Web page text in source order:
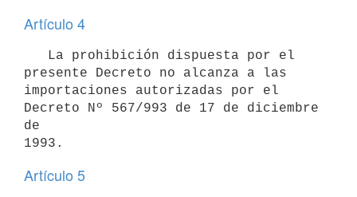
Artículo 4
presente Decreto no alcanza a las
importaciones autorizadas por el
Decreto Nº 567/993 de 17 de diciembre
de
Artículo 5